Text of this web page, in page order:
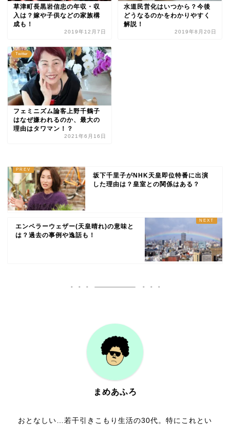
草津町長黒岩信忠の年収・収
入は？嫁や子供などの家族構
成も！
2019年12月7日
水道民営化はいつから？今後
どうなるのかをわかりやすく
解説！
2019年8月20日
Twitter
フェミニズム論客上野千鶴子
はなぜ嫌われるのか、最大の
理由はタワマン！？
2021年6月16日
坂下千里子がNHK天皇即位特番に出演
した理由は？皇室との関係はある？
エンペラーウェザー(天皇晴れ)の意味と
は？過去の事例や逸話も！
まめあふろ
おとなしい…若干引きこもり生活の30代。特にこれとい